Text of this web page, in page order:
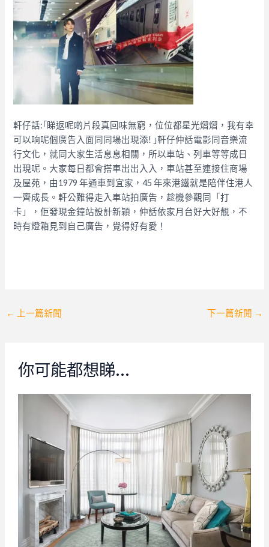
軒仔話:｢睇返呢啲片段真回味無窮，位位都星光熠熠，我有幸
可以响呢個廣告入面同同場出現添! ｣軒仔仲話電影同音樂流
行文化，就同大家生活息息相關，所以車站、列車等等成日
出現呢。大家每日都會搭車出出入入，車站甚至連接住商場
及屋苑，由1979 年通車到宜家，45 年來港鐵就是陪伴住港人
一齊成長。軒公難得走入車站拍廣告，趁機參觀同「打
卡」，佢發現金鐘站設計新穎，仲話依家月台好大好靚，不
時有燈箱見到自己廣告，覺得好有愛！
Post
← 上一篇新聞 下一篇新聞 →
你可能都想睇…